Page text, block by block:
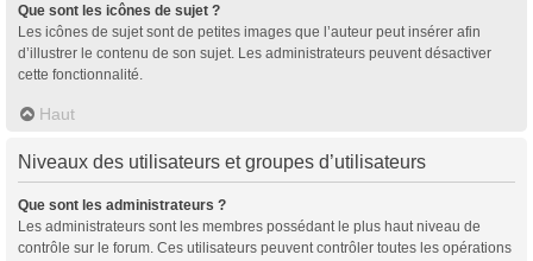
Que sont les icônes de sujet ?
Les icônes de sujet sont de petites images que l’auteur peut insérer afin
d’illustrer le contenu de son sujet. Les administrateurs peuvent désactiver
cette fonctionnalité.
Haut
Niveaux des utilisateurs et groupes d’utilisateurs
Que sont les administrateurs ?
Les administrateurs sont les membres possédant le plus haut niveau de
contrôle sur le forum. Ces utilisateurs peuvent contrôler toutes les opérations